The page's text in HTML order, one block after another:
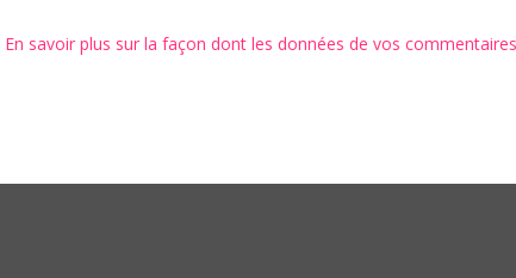
En savoir plus sur la façon dont les données de vos